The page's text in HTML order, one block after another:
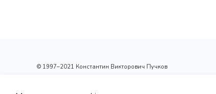
© 1997–2021 Константин Викторович Пучков
выдана Департаментом здравоохранения г.Москвы